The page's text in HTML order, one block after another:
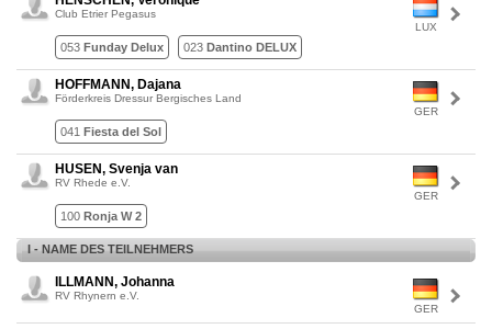
LUX
Club Etrier Pegasus
053 Funday Delux 023 Dantino DELUX
GER
HOFFMANN, Dajana
Förderkreis Dressur Bergisches Land
041 Fiesta del Sol
GER
HUSEN, Svenja van
RV Rhede e.V.
100 Ronja W 2
I - NAME DES TEILNEHMERS
GER
ILLMANN, Johanna
RV Rhynern e.V.